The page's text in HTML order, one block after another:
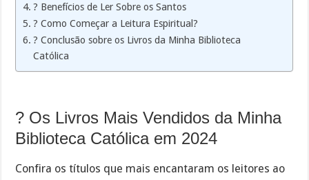
? Benefícios de Ler Sobre os Santos
? Como Começar a Leitura Espiritual?
? Conclusão sobre os Livros da Minha Biblioteca
Católica
? Os Livros Mais Vendidos da Minha
Biblioteca Católica em 2024
Confira os títulos que mais encantaram os leitores ao